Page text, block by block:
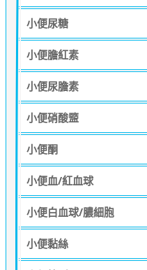
小便尿糖
小便膽紅素
小便尿膽素
小便硝酸盬
小便酮
小便血/紅血球
小便白血球/膿細胞
小便黏絲